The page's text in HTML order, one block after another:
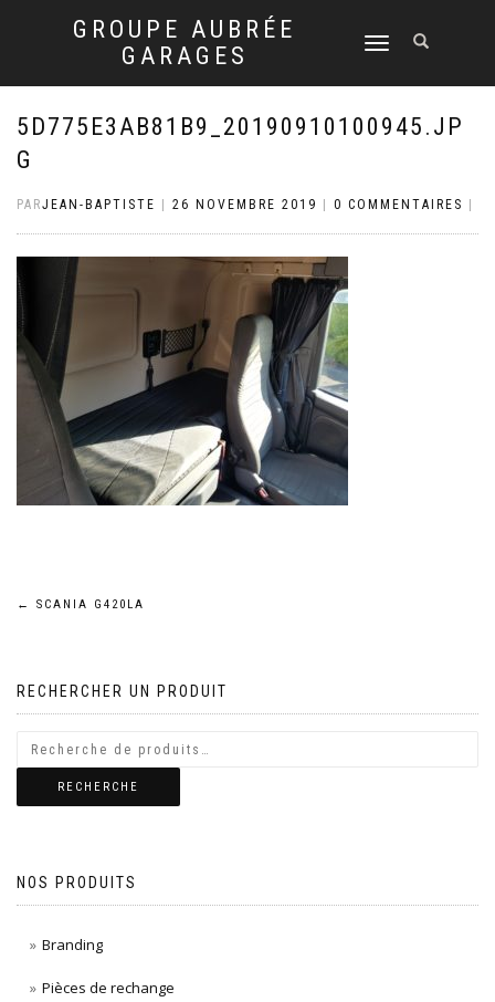
GROUPE AUBRÉE
GARAGES
DÉPLIER
NAVIGATION
5D775E3AB81B9_20190910100945.JP
G
PARJEAN-BAPTISTE 26 NOVEMBRE 2019 0 COMMENTAIRES
Navigation
l’article
← SCANIA G420LA
RECHERCHER UN PRODUIT
RECHERCHE
NOS PRODUITS
Branding
Pièces de rechange